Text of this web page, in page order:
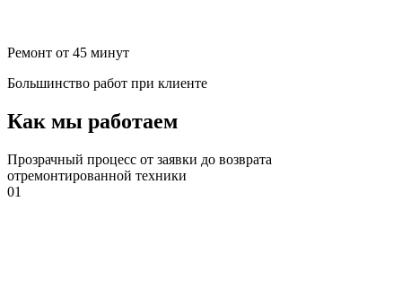
Ремонт от 45 минут
Большинство работ при клиенте
Как мы работаем
Прозрачный процесс от заявки до возврата
отремонтированной техники
01